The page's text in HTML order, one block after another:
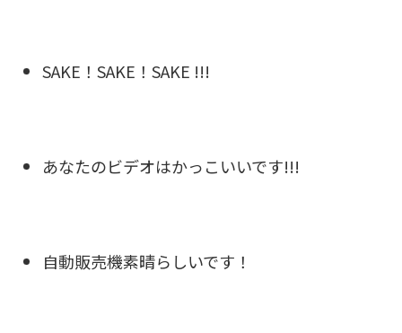
SAKE！SAKE！SAKE !!!
あなたのビデオはかっこいいです!!!
自動販売機素晴らしいです！